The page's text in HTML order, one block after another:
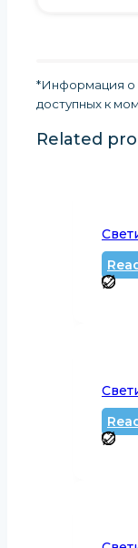
*Информация о
доступных к
Related